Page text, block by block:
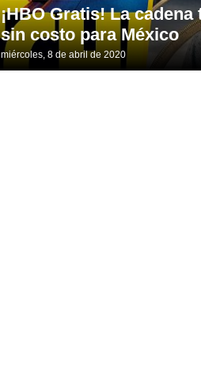
¡HBO Gratis! La
sin costo para México
miércoles, 8 de abril de 2020